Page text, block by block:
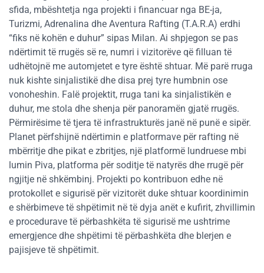
sfida, mbështetja nga projekti i financuar nga BE-ja,
Turizmi, Adrenalina dhe Aventura Rafting (T.A.R.A) erdhi
“fiks në kohën e duhur” sipas Milan. Ai shpjegon se pas
ndërtimit të rrugës së re, numri i vizitorëve që filluan të
udhëtojnë me automjetet e tyre është shtuar. Më parë rruga
nuk kishte sinjalistikë dhe disa prej tyre humbnin ose
vonoheshin. Falë projektit, rruga tani ka sinjalistikën e
duhur, me stola dhe shenja për panoramën gjatë rrugës.
Përmirësime të tjera të infrastrukturës janë në punë e sipër.
Planet përfshijnë ndërtimin e platformave për rafting në
mbërritje dhe pikat e zbritjes, një platformë lundruese mbi
lumin Piva, platforma për soditje të natyrës dhe rrugë për
ngjitje në shkëmbinj. Projekti po kontribuon edhe në
protokollet e sigurisë për vizitorët duke shtuar koordinimin
e shërbimeve të shpëtimit në të dyja anët e kufirit, zhvillimin
e procedurave të përbashkëta të sigurisë me ushtrime
emergjence dhe shpëtimi të përbashkëta dhe blerjen e
pajisjeve të shpëtimit.